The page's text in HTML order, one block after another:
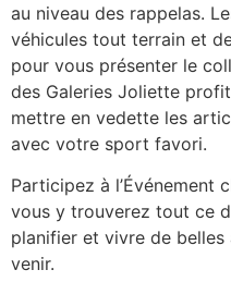
au niveau des rappelas.
véhicules tout terrain et
pour vous présenter le
des Galeries Joliette
mettre en vedette les
avec votre sport favori.
Participez à l’Événement
vous y trouverez tout ce
planifier et vivre de belles
venir.